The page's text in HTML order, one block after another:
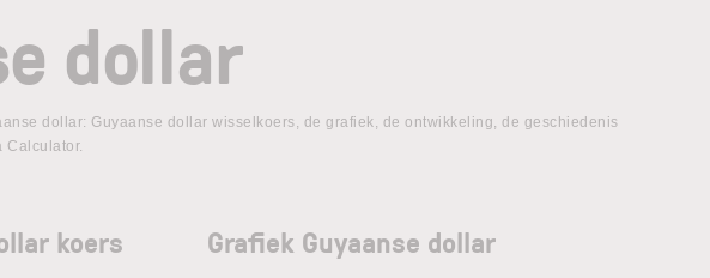
dollar
dollar: Guyaanse dollar wisselkoers, de grafiek, de ontwikkeling, de geschiedenis
Calculator.
koers Grafiek Guyaanse dollar